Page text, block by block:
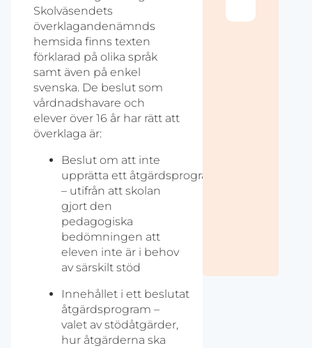
Skolväsendets
överklagandenämnds
hemsida finns texten
förklarad på olika språk
samt även på enkel
svenska. De beslut som
vårdnadshavare och
elever över 16 år har rätt att
överklaga är:
Beslut om att inte
upprätta ett åtgärdsprogram
– utifrån att skolan
gjort den
pedagogiska
bedömningen att
eleven inte är i behov
av särskilt stöd
Innehållet i ett beslutat
åtgärdsprogram –
valet av stödåtgärder,
hur åtgärderna ska